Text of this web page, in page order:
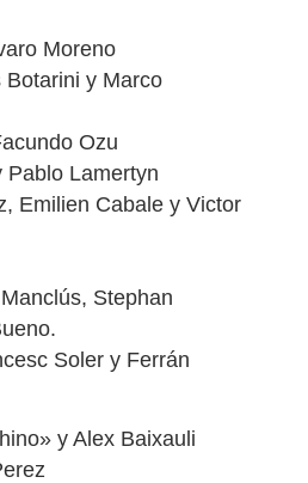
Moreno
Botarini y Marco
Ozu
Pablo Lamertyn
Emilien Cabale y Victor
Stephan
Soler y Ferrán
y Alex Baixauli